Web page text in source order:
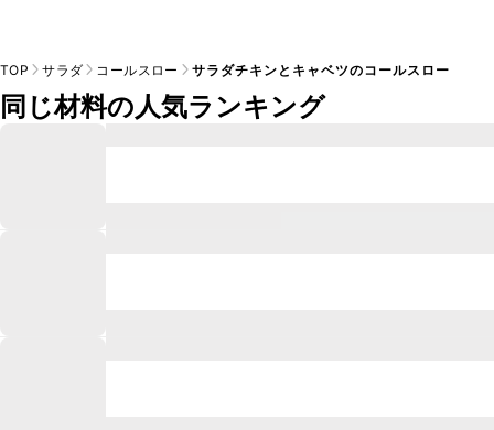
TOP サラダ コールスロー サラダチキンとキャベツのコールスロー
同じ材料の人気ランキング